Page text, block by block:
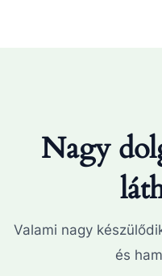
Nagy
Valami nagy
és